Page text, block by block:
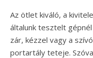
Az ötlet kiváló, a
általunk tesztelt
zár, kézzel vagy a
portartály teteje.